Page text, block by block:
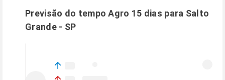
Previsão do tempo Agro 15 dias para Salto
Grande- SP